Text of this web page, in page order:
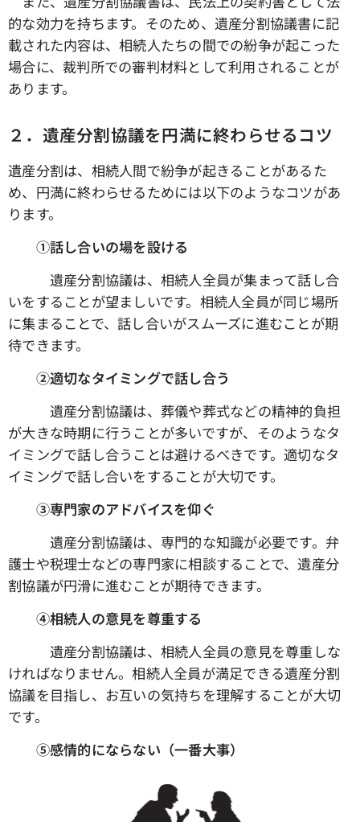
的な効力を持ちます。そのため、遺産分割協議書に記
載された内容は、相続人たちの間での紛争が起こった
場合に、裁判所での審判材料として利用されることが
あります。
２．遺産分割協議を円満に終わらせるコツ
遺産分割は、相続人間で紛争が起きることがあるた
め、円満に終わらせるためには以下のようなコツがあ
ります。
①話し合いの場を設ける
遺産分割協議は、相続人全員が集まって話し合
いをすることが望ましいです。相続人全員が同じ場所
に集まることで、話し合いがスムーズに進むことが期
待できます。
➁適切なタイミングで話し合う
遺産分割協議は、葬儀や葬式などの精神的負担
が大きな時期に行うことが多いですが、そのようなタ
イミングで話し合うことは避けるべきです。適切なタ
イミングで話し合いをすることが大切です。
③専門家のアドバイスを仰ぐ
遺産分割協議は、専門的な知識が必要です。弁
護士や税理士などの専門家に相談することで、遺産分
割協議が円滑に進むことが期待できます。
④相続人の意見を尊重する
遺産分割協議は、相続人全員の意見を尊重しな
ければなりません。相続人全員が満足できる遺産分割
協議を目指し、お互いの気持ちを理解することが大切
です。
➄感情的にならない（一番大事）